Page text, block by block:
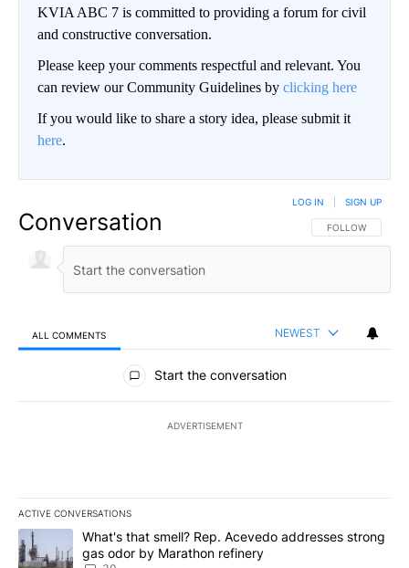
KVIA ABC 7 is committed to providing a forum for civil
and constructive conversation.
Please keep your comments respectful and relevant. You
can review our Community Guidelines by clicking here
If you would like to share a story idea, please submit it
here.
Conversation FOLLOW THIS
FOLLOW
LOG IN SIGN UP
ALL COMMENTS NEWEST
All Comments
Start the conversation
ADVERTISEMENT
ACTIVE CONVERSATIONS
The following is a list of the most commented articles in the last
A trending article titled "What's that smell? Rep. Acevedo
What's that smell? Rep. Acevedo addresses strong
gas odor by Marathon refinery